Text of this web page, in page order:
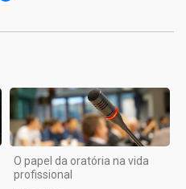
O papel da oratória na vida
profissional